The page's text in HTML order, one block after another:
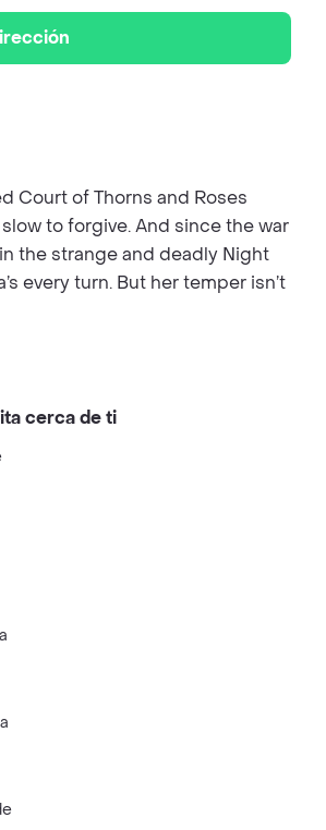
Court of Thorns and Roses
to forgive. And since the war
the strange and deadly Night
every turn. But her temper isn’t
cerca de ti